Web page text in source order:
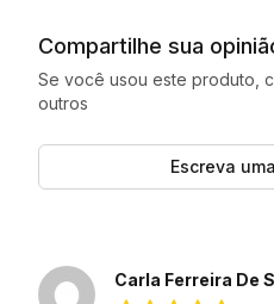
Compartilhe sua
Se você usou este produto,
outros
Escreva
AvaliaçõesCarla Ferreira De